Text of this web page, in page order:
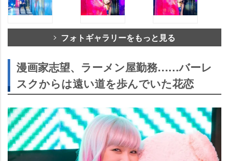
フォトギャラリーをもっと見る
漫画家志望、ラーメン屋勤務……バーレ
スクからは遠い道を歩んでいた花恋